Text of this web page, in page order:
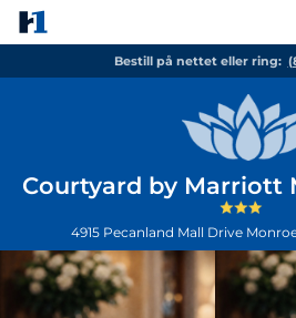
Bestill på nettet eller ring:
Courtyard by Marriott
4915 Pecanland Mall Drive